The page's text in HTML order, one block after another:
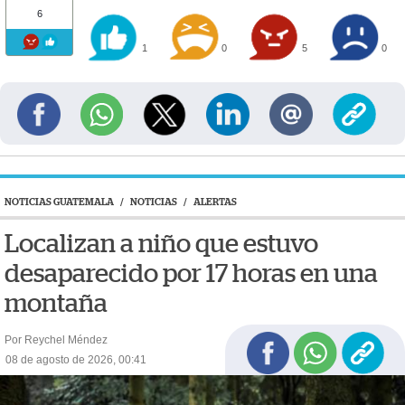
6
1 0 5 0
NOTICIAS GUATEMALA / NOTICIAS / ALERTAS
Localizan a niño que estuvo
desaparecido por 17 horas en una
montaña
Por Reychel Méndez
08 de agosto de 2026, 00:41